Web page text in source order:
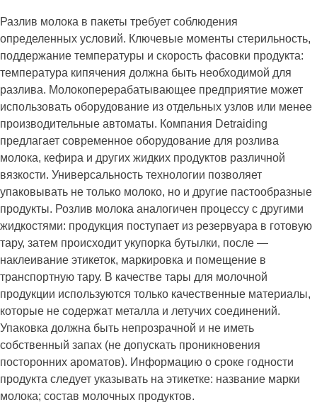
Разлив молока в пакеты требует соблюдения
определенных условий. Ключевые моменты стерильность,
поддержание температуры и скорость фасовки продукта:
температура кипячения должна быть необходимой для
разлива. Молокоперерабатывающее предприятие может
использовать оборудование из отдельных узлов или менее
производительные автоматы. Компания Detraiding
предлагает современное оборудование для розлива
молока, кефира и других жидких продуктов различной
вязкости. Универсальность технологии позволяет
упаковывать не только молоко, но и другие пастообразные
продукты. Розлив молока аналогичен процессу с другими
жидкостями: продукция поступает из резервуара в готовую
тару, затем происходит укупорка бутылки, после —
наклеивание этикеток, маркировка и помещение в
транспортную тару. В качестве тары для молочной
продукции используются только качественные материалы,
которые не содержат металла и летучих соединений.
Упаковка должна быть непрозрачной и не иметь
собственный запах (не допускать проникновения
посторонних ароматов). Информацию о сроке годности
продукта следует указывать на этикетке: название марки
молока; состав молочных продуктов.